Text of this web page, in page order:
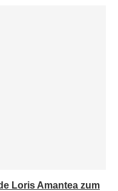
Loris Amantea zum